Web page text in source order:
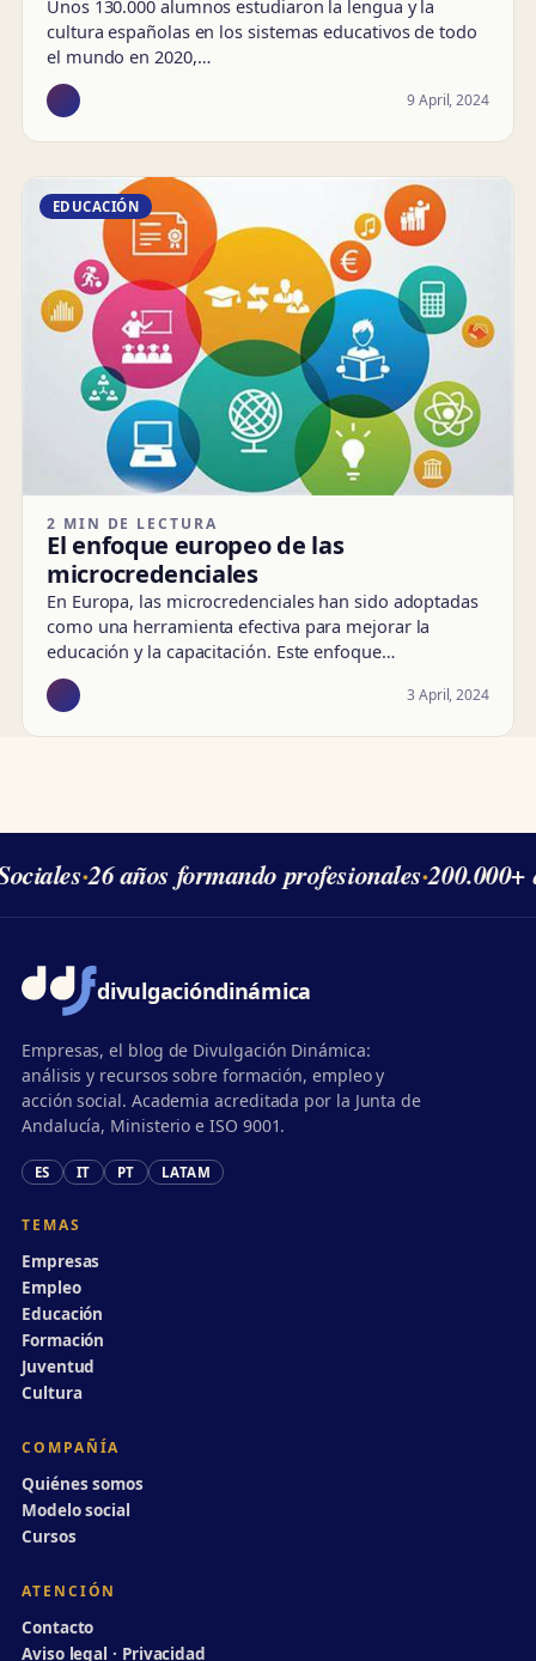
Unos 130.000 alumnos estudiaron la lengua y la
cultura españolas en los sistemas educativos de todo
el mundo en 2020,…
9 April, 2024
EDUCACIÓN
2 MIN DE LECTURA
El enfoque europeo de las
microcredenciales
En Europa, las microcredenciales han sido adoptadas
como una herramienta efectiva para mejorar la
educación y la capacitación. Este enfoque…
3 April, 2024
·26 años formando profesionales·200.000+
divulgacióndinámica
Empresas, el blog de Divulgación Dinámica:
análisis y recursos sobre formación, empleo y
acción social. Academia acreditada por la Junta de
Andalucía, Ministerio e ISO 9001.
ES IT PT LATAM
TEMAS
Empresas
Empleo
Educación
Formación
Juventud
Cultura
COMPAÑÍA
Quiénes somos
Modelo social
Cursos
ATENCIÓN
Contacto
Aviso legal · Privacidad